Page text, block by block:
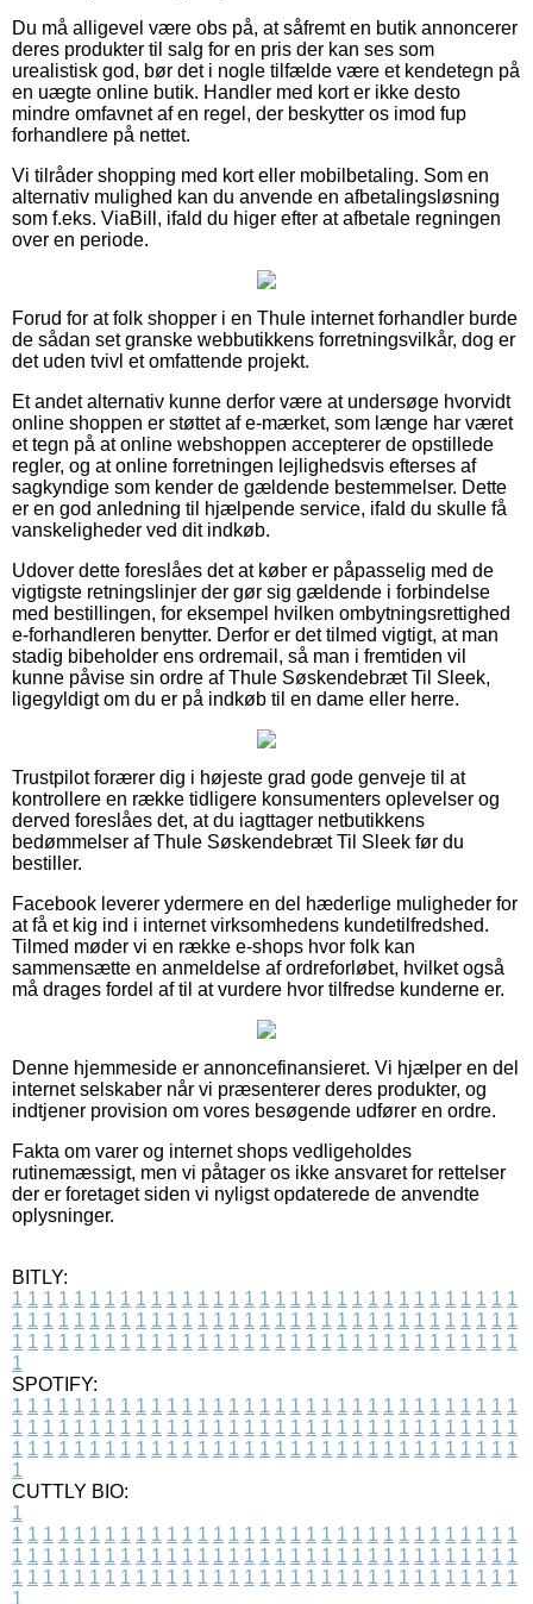
Du må alligevel være obs på, at såfremt en butik annoncerer
deres produkter til salg for en pris der kan ses som
urealistisk god, bør det i nogle tilfælde være et kendetegn på
en uægte online butik. Handler med kort er ikke desto
mindre omfavnet af en regel, der beskytter os imod fup
forhandlere på nettet.
Vi tilråder shopping med kort eller mobilbetaling. Som en
alternativ mulighed kan du anvende en afbetalingsløsning
som f.eks. ViaBill, ifald du higer efter at afbetale regningen
over en periode.
Forud for at folk shopper i en Thule internet forhandler burde
de sådan set granske webbutikkens forretningsvilkår, dog er
det uden tvivl et omfattende projekt.
Et andet alternativ kunne derfor være at undersøge hvorvidt
online shoppen er støttet af e-mærket, som længe har været
et tegn på at online webshoppen accepterer de opstillede
regler, og at online forretningen lejlighedsvis efterses af
sagkyndige som kender de gældende bestemmelser. Dette
er en god anledning til hjælpende service, ifald du skulle få
vanskeligheder ved dit indkøb.
Udover dette foreslåes det at køber er påpasselig med de
vigtigste retningslinjer der gør sig gældende i forbindelse
med bestillingen, for eksempel hvilken ombytningsrettighed
e-forhandleren benytter. Derfor er det tilmed vigtigt, at man
stadig bibeholder ens ordremail, så man i fremtiden vil
kunne påvise sin ordre af Thule Søskendebræt Til Sleek,
ligegyldigt om du er på indkøb til en dame eller herre.
Trustpilot forærer dig i højeste grad gode genveje til at
kontrollere en række tidligere konsumenters oplevelser og
derved foreslåes det, at du iagttager netbutikkens
bedømmelser af Thule Søskendebræt Til Sleek før du
bestiller.
Facebook leverer ydermere en del hæderlige muligheder for
at få et kig ind i internet virksomhedens kundetilfredshed.
Tilmed møder vi en række e-shops hvor folk kan
sammensætte en anmeldelse af ordreforløbet, hvilket også
må drages fordel af til at vurdere hvor tilfredse kunderne er.
Denne hjemmeside er annoncefinansieret. Vi hjælper en del
internet selskaber når vi præsenterer deres produkter, og
indtjener provision om vores besøgende udfører en ordre.
Fakta om varer og internet shops vedligeholdes
rutinemæssigt, men vi påtager os ikke ansvaret for rettelser
der er foretaget siden vi nyligst opdaterede de anvendte
oplysninger.
BITLY:
1 1 1 1 1 1 1 1 1 1 1 1 1 1 1 1 1 1 1 1 1 1 1 1 1 1 1 1 1 1 1 1 1
1 1 1 1 1 1 1 1 1 1 1 1 1 1 1 1 1 1 1 1 1 1 1 1 1 1 1 1 1 1 1 1 1
1 1 1 1 1 1 1 1 1 1 1 1 1 1 1 1 1 1 1 1 1 1 1 1 1 1 1 1 1 1 1 1 1
1
SPOTIFY:
1 1 1 1 1 1 1 1 1 1 1 1 1 1 1 1 1 1 1 1 1 1 1 1 1 1 1 1 1 1 1 1 1
1 1 1 1 1 1 1 1 1 1 1 1 1 1 1 1 1 1 1 1 1 1 1 1 1 1 1 1 1 1 1 1 1
1 1 1 1 1 1 1 1 1 1 1 1 1 1 1 1 1 1 1 1 1 1 1 1 1 1 1 1 1 1 1 1 1
1
CUTTLY BIO:
1
1 1 1 1 1 1 1 1 1 1 1 1 1 1 1 1 1 1 1 1 1 1 1 1 1 1 1 1 1 1 1 1 1
1 1 1 1 1 1 1 1 1 1 1 1 1 1 1 1 1 1 1 1 1 1 1 1 1 1 1 1 1 1 1 1 1
1 1 1 1 1 1 1 1 1 1 1 1 1 1 1 1 1 1 1 1 1 1 1 1 1 1 1 1 1 1 1 1 1
1